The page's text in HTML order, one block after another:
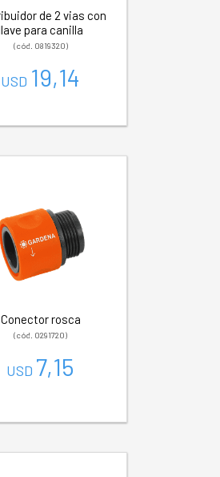
de 2 vias con
para canilla
(cód. 0819320)
USD 19,14
Conector rosca
(cód. 0291720)
USD 7,15